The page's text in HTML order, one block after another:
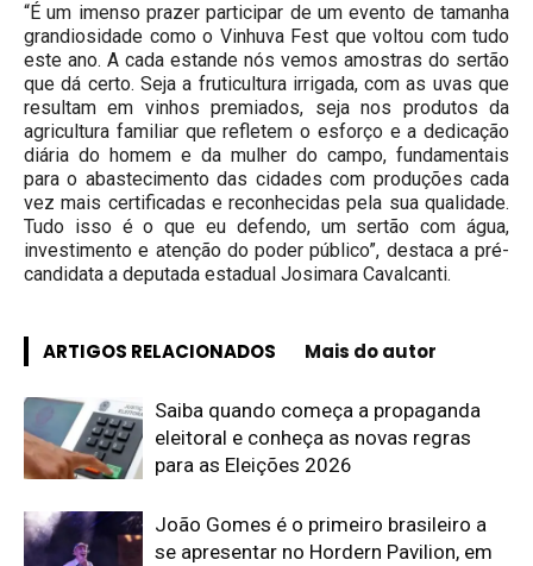
“É um imenso prazer participar de um evento de tamanha
grandiosidade como o Vinhuva Fest que voltou com tudo
este ano. A cada estande nós vemos amostras do sertão
que dá certo. Seja a fruticultura irrigada, com as uvas que
resultam em vinhos premiados, seja nos produtos da
agricultura familiar que refletem o esforço e a dedicação
diária do homem e da mulher do campo, fundamentais
para o abastecimento das cidades com produções cada
vez mais certificadas e reconhecidas pela sua qualidade.
Tudo isso é o que eu defendo, um sertão com água,
investimento e atenção do poder público”, destaca a pré-
candidata a deputada estadual Josimara Cavalcanti.
ARTIGOS RELACIONADOS Mais do autor
Saiba quando começa a propaganda
eleitoral e conheça as novas regras
para as Eleições 2026
João Gomes é o primeiro brasileiro a
se apresentar no Hordern Pavilion, em